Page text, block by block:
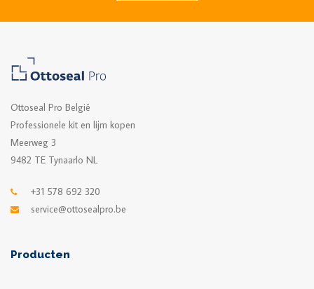
Ottoseal Pro België
Professionele kit en lijm kopen
Meerweg 3
9482 TE Tynaarlo NL
+31 578 692 320
service@ottosealpro.be
Producten